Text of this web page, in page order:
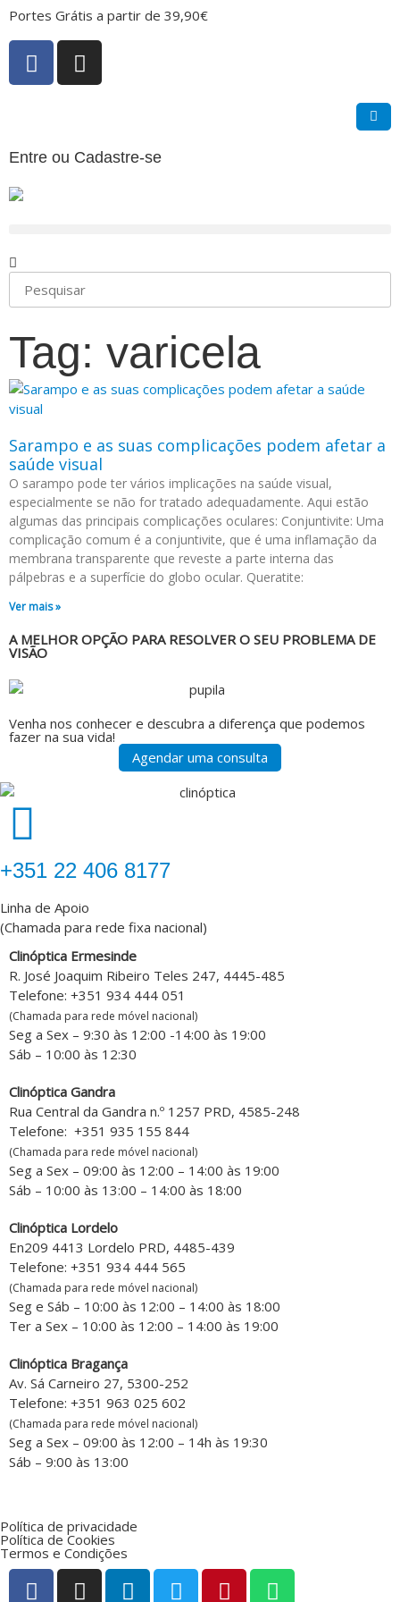
Portes Grátis a partir de 39,90€
Entre ou Cadastre-se
Tag: varicela
Sarampo e as suas complicações podem afetar a
saúde visual
O sarampo pode ter vários implicações na saúde visual,
especialmente se não for tratado adequadamente. Aqui estão
algumas das principais complicações oculares: Conjuntivite: Uma
complicação comum é a conjuntivite, que é uma inflamação da
membrana transparente que reveste a parte interna das
pálpebras e a superfície do globo ocular. Queratite:
Ver mais »
A MELHOR OPÇÃO PARA RESOLVER O SEU PROBLEMA DE
VISÃO
Venha nos conhecer e descubra a diferença que podemos
fazer na sua vida!
Agendar uma consulta
‎+351 22 406 8177
Linha de Apoio
(Chamada para rede fixa nacional)
Clinóptica Ermesinde
R. José Joaquim Ribeiro Teles 247, 4445-485
Telefone: +351 934 444 051
(Chamada para rede móvel nacional)
Seg a Sex – 9:30 às 12:00 -14:00 às 19:00
Sáb – 10:00 às 12:30
Clinóptica Gandra
Rua Central da Gandra n.º 1257 PRD, 4585-248
Telefone: +351 935 155 844
(Chamada para rede móvel nacional)
Seg a Sex – 09:00 às 12:00 – 14:00 às 19:00
Sáb – 10:00 às 13:00 – 14:00 às 18:00
Clinóptica Lordelo
En209 4413 Lordelo PRD, 4485-439
Telefone: +351 934 444 565
(Chamada para rede móvel nacional)
Seg e Sáb – 10:00 às 12:00 – 14:00 às 18:00
Ter a Sex – 10:00 às 12:00 – 14:00 às 19:00
Clinóptica Bragança
Av. Sá Carneiro 27, 5300-252
Telefone: +351 963 025 602
(Chamada para rede móvel nacional)
Seg a Sex – 09:00 às 12:00 – 14h às 19:30
Sáb – 9:00 às 13:00
Política de privacidade
Política de Cookies
Termos e Condições